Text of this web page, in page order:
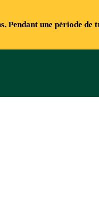
Pendant une période de